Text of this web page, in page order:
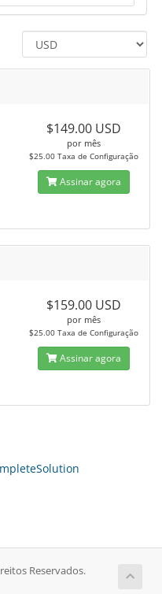
$149.00 USD
por mês
$25.00 Taxa de Configuração
Assinar agora
$159.00 USD
por mês
$25.00 Taxa de Configuração
Assinar agora
Reservados.